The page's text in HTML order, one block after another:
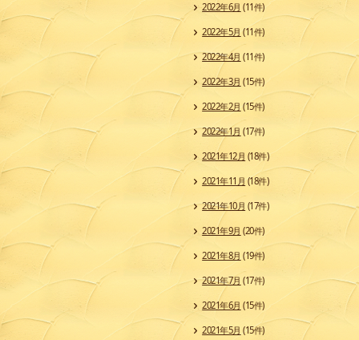
2022年6月 (11件)
2022年5月(11件)
2022年4月 (11件)
2022年3月 (15件)
2022年2月 (15件)
2022年1月 (17件)
2021年12月 (18件)
2021年11月(18件)
2021年10月 (17件)
2021年9月 (20件)
2021年8月 (19件)
2021年7月 (17件)
2021年6月 (15件)
2021年5月 (15件)